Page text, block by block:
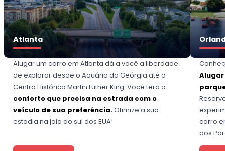
Atlanta
Alugar um carro em Atlanta dá a você a liberdade
de explorar desde o Aquário da Geórgia até o
Centro Histórico Martin Luther King. Você terá o
conforto que precisa na estrada com o
veículo de sua preferência.Otimize a sua
estadia na joia do sul dos EUA!
carro
dos